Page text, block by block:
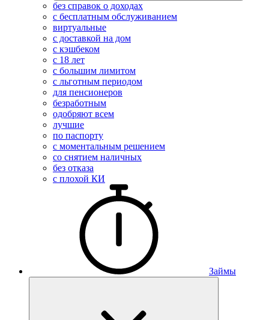
без справок о доходах
с бесплатным обслуживанием
виртуальные
с доставкой на дом
с кэшбеком
с 18 лет
с большим лимитом
с льготным периодом
для пенсионеров
безработным
одобряют всем
лучшие
по паспорту
с моментальным решением
со снятием наличных
без отказа
с плохой КИ
Займы